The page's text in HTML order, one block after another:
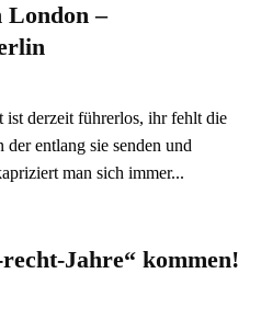
London –
ist derzeit führerlos, ihr fehlt die
entlang sie senden und
man sich immer...
Jahre“ kommen!